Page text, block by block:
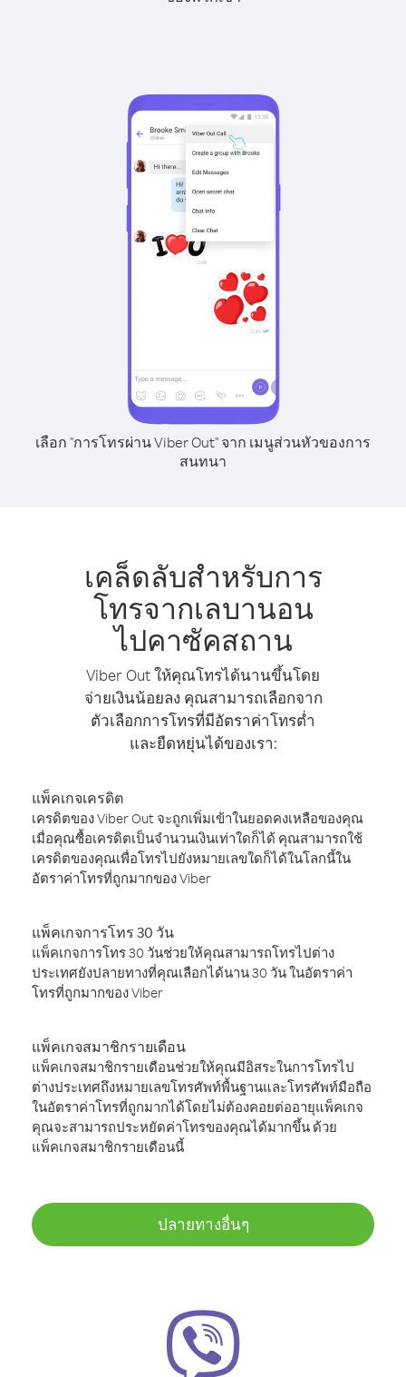
เลือก "การโทรผ่าน Viber Out" จาก เมนูส่วนหัวของการ
สนทนา
เคล็ดลับสำหรับการ
โทรจากเลบานอน
ไปคาซัคสถาน
Viber Out ให้คุณโทรได้นานขึ้นโดย
จ่ายเงินน้อยลง คุณสามารถเลือกจาก
ตัวเลือกการโทรที่มีอัตราค่าโทรต่ำ
และยืดหยุ่นได้ของเรา:
แพ็คเกจเครดิต
เครดิตของ Viber Out จะถูกเพิ่มเข้าในยอดคงเหลือของคุณ
เมื่อคุณซื้อเครดิตเป็นจำนวนเงินเท่าใดก็ได้ คุณสามารถใช้
เครดิตของคุณเพื่อโทรไปยังหมายเลขใดก็ได้ในโลกนี้ใน
อัตราค่าโทรที่ถูกมากของ Viber
แพ็คเกจการโทร 30 วัน
แพ็คเกจการโทร 30 วันช่วยให้คุณสามารถโทรไปต่าง
ประเทศยังปลายทางที่คุณเลือกได้นาน 30 วัน ในอัตราค่า
โทรที่ถูกมากของ Viber
แพ็คเกจสมาชิกรายเดือน
แพ็คเกจสมาชิกรายเดือนช่วยให้คุณมีอิสระในการโทรไป
ต่างประเทศถึงหมายเลขโทรศัพท์พื้นฐานและโทรศัพท์มือถือ
ในอัตราค่าโทรที่ถูกมากได้โดยไม่ต้องคอยต่ออายุแพ็คเกจ
คุณจะสามารถประหยัดค่าโทรของคุณได้มากขึ้น ด้วย
แพ็คเกจสมาชิกรายเดือนนี้
ปลายทางอื่นๆ